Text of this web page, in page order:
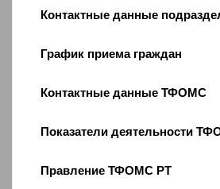
Контактные данные
График приема граждан
Контактные данные ТФОМС
Показатели деятельности
Правление ТФОМС РТ